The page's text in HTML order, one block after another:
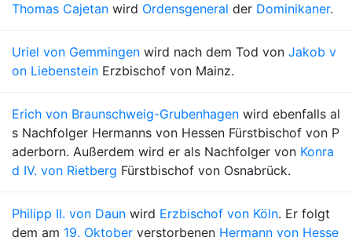
Thomas Cajetan wird Ordensgeneral der Dominikaner.
Uriel von Gemmingen wird nach dem Tod von Jakob v
on Liebenstein Erzbischof von Mainz.
Erich von Braunschweig-Grubenhagen wird ebenfalls al
s Nachfolger Hermanns von Hessen Fürstbischof von P
aderborn. Außerdem wird er als Nachfolger von Konra
d IV. von Rietberg Fürstbischof von Osnabrück.
Philipp II. von Daun wird Erzbischof von Köln. Er folgt
dem am 19. Oktober verstorbenen Hermann von Hesse